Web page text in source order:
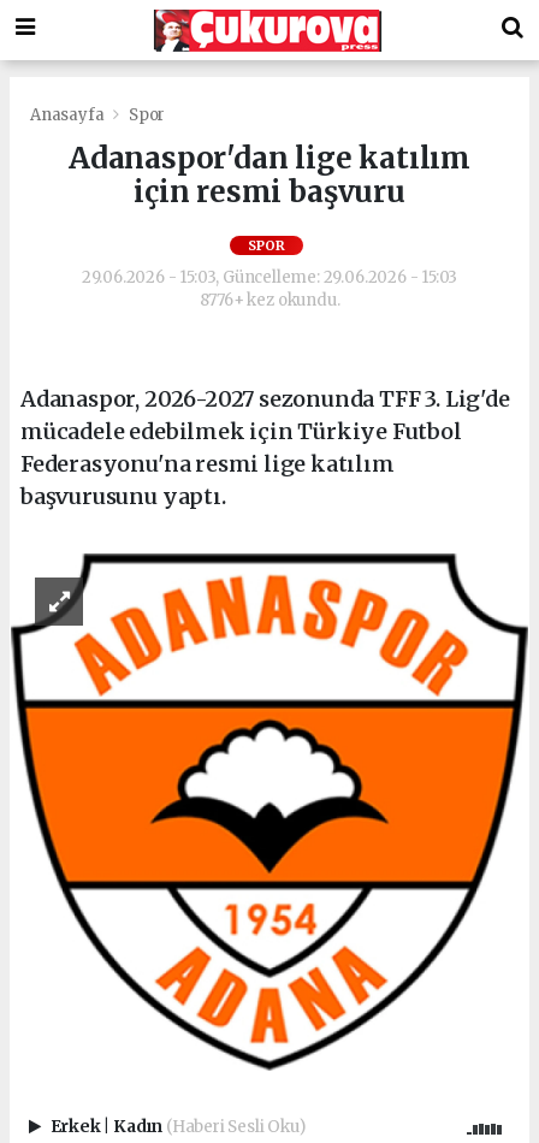
Anasayfa Spor
Adanaspor'dan lige katılım
için resmi başvuru
SPOR
29.06.2026 - 15:03, Güncelleme: 29.06.2026 - 15:03
8776+ kez okundu.
Adanaspor, 2026-2027 sezonunda TFF 3. Lig'de
mücadele edebilmek için Türkiye Futbol
Federasyonu'na resmi lige katılım
başvurusunu yaptı.
Erkek Kadın (Haberi Sesli Oku)